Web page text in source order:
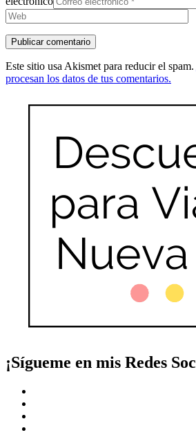
Este sitio usa Akismet para reducir el spam.
procesan los datos de tus comentarios.
¡Sígueme en mis Redes